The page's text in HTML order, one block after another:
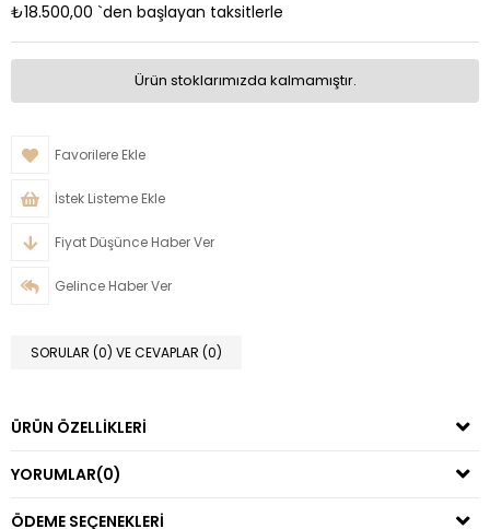
₺18.500,00 `den başlayan taksitlerle
Ürün stoklarımızda kalmamıştır.
Favorilere Ekle
İstek Listeme Ekle
Fiyat Düşünce Haber Ver
Gelince Haber Ver
SORULAR (0) VE CEVAPLAR (0)
ÜRÜN ÖZELLIKLERI
YORUMLAR(0)
ÖDEME SEÇENEKLERI